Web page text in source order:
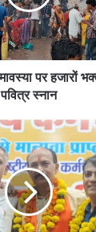
पर हजारों
पवित्र स्नान